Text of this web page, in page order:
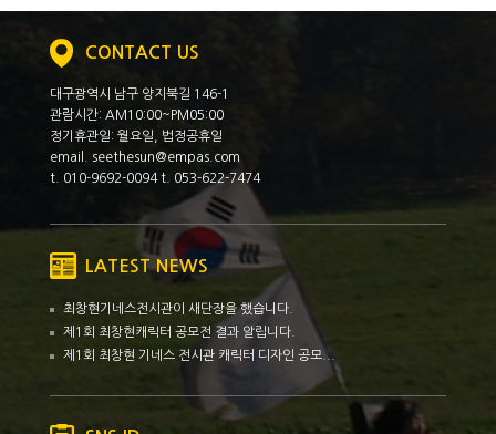
CONTACT US
대구광역시 남구 양지북길 146-1
관람시간: AM10:00~PM05:00
정기휴관일: 월요일, 법정공휴일
email. seethesun@empas.com
t. 010-9692-0094 t. 053-622-7474
LATEST NEWS
최창현기네스전시관이 새단장을 했습니다.
제1회 최창현캐릭터 공모전 결과 알립니다.
제1회 최창현 기네스 전시관 캐릭터 디자인 공모...